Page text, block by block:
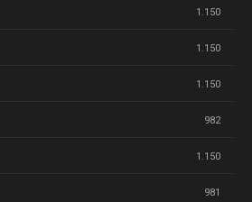
1.150
1.150
1.150
982
1.150
981